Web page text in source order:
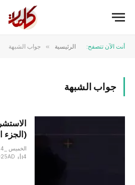
أنت الآن تتصفح: الرئيسية » جواب الشبهة
جواب الشبهة
(الجزء
4